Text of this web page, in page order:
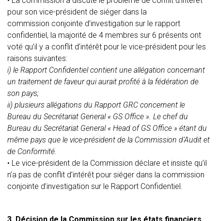
pour son vice-président de siéger dans la
commission conjointe d’investigation sur le rapport
confidentiel, la majorité de 4 membres sur 6 présents ont
voté qu’il y a conflit d’intérêt pour le vice-président pour les
raisons suivantes:
i) le Rapport Confidentiel contient une allégation concernant
un traitement de faveur qui aurait profité à la fédération de
son pays;
ii) plusieurs allégations du Rapport GRC concernent le
Bureau du Secrétariat General « GS Office ». Le chef du
Bureau du Secrétariat General « Head of GS Office » étant du
même pays que le vice-président de la Commission d’Audit et
de Conformité.
• Le vice-président de la Commission déclare et insiste qu’il
n’a pas de conflit d’intérêt pour siéger dans la commission
conjointe d’investigation sur le Rapport Confidentiel.